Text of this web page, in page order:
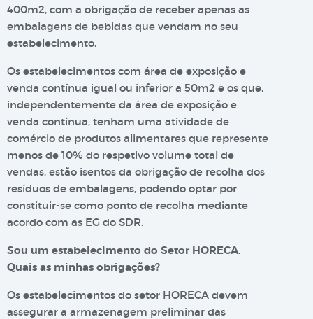
400m2, com a obrigação de receber apenas as
embalagens de bebidas que vendam no seu
estabelecimento.
Os estabelecimentos com área de exposição e
venda contínua igual ou inferior a 50m2 e os que,
independentemente da área de exposição e
venda contínua, tenham uma atividade de
comércio de produtos alimentares que represente
menos de 10% do respetivo volume total de
vendas, estão isentos da obrigação de recolha dos
resíduos de embalagens, podendo optar por
constituir-se como ponto de recolha mediante
acordo com as EG do SDR.
Sou um estabelecimento do Setor HORECA.
Quais as minhas obrigações?
Os estabelecimentos do setor HORECA devem
assegurar a armazenagem preliminar das